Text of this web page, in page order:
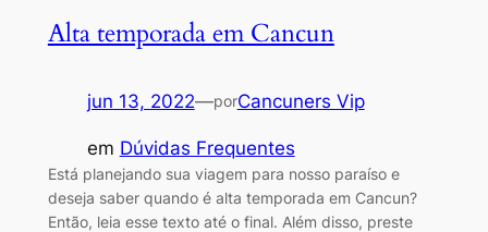
Alta temporada em Cancun
jun 13, 2022—porCancuners Vip
em Dúvidas Frequentes
Está planejando sua viagem para nosso paraíso e
deseja saber quando é alta temporada em Cancun?
Então, leia esse texto até o final. Além disso, preste